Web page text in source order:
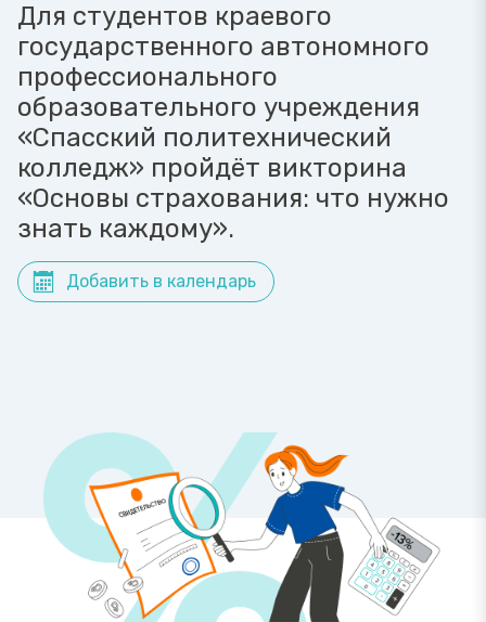
Для студентов краевого
государственного автономного
профессионального
образовательного учреждения
«Спасский политехнический
колледж» пройдёт викторина
«Основы страхования: что нужно
знать каждому».
Добавить в календарь